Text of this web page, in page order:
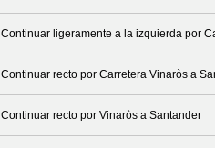
Continuar ligeramente a la izquierda por
Continuar recto por Carretera Vinaròs a
Continuar recto por Vinaròs a Santander